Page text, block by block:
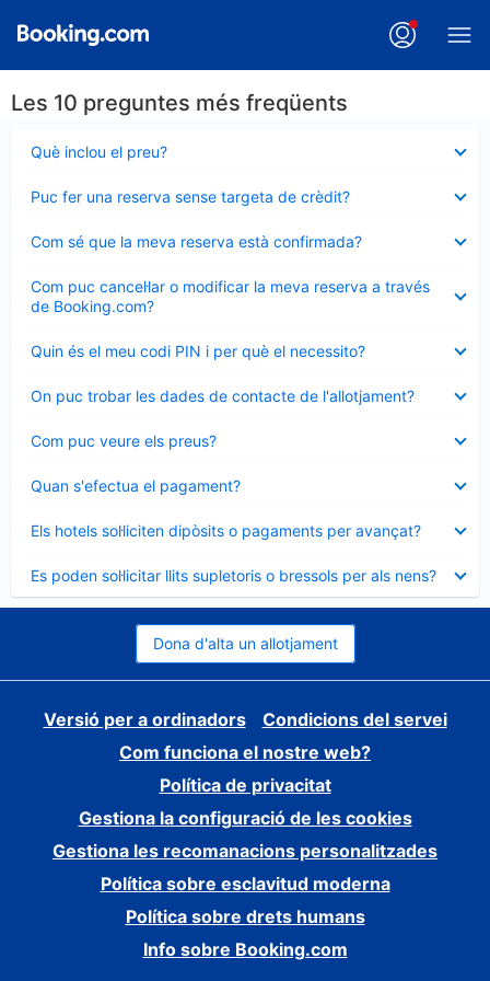
Les 10 preguntes més freqüents
Què inclou el preu?
tancat
Puc fer una reserva sense targeta de crèdit?
tancat
Com sé que la meva reserva està confirmada?
tancat
Com puc cancel·lar o modificar la meva reserva a través
de Booking.com?
tancat
Quin és el meu codi PIN i per què el necessito?
tancat
On puc trobar les dades de contacte de l'allotjament?
tancat
Com puc veure els preus?
tancat
Quan s'efectua el pagament?
tancat
Els hotels sol·liciten dipòsits o pagaments per avançat?
tancat
Es poden sol·licitar llits supletoris o bressols per als nens?
tancat
Dona d'alta un allotjament
Versió per a ordinadors
Condicions del servei
Com funciona el nostre web?
Política de privacitat
Gestiona la configuració de les cookies
Gestiona les recomanacions personalitzades
Política sobre esclavitud moderna
Política sobre drets humans
Info sobre Booking.com